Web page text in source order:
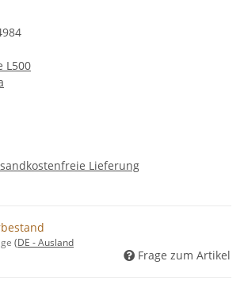
L500
Lieferung
(DE - Ausland
Frage zum Artikel